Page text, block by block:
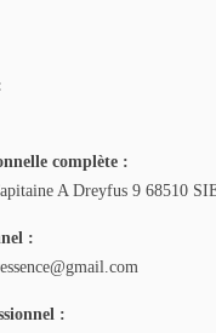
complète :
A Dreyfus 9 68510
:
: